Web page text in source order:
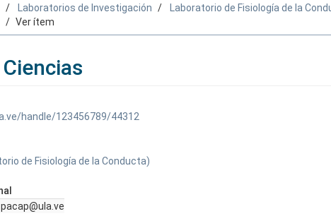
Laboratorios de Investigación
Laboratorio de Fisiología de la
Ver ítem
handle/123456789/44312
de Fisiología de la Conducta)
pacap@ula.ve